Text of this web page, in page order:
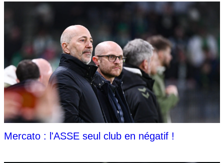
Mercato : l'ASSE seul club en négatif !